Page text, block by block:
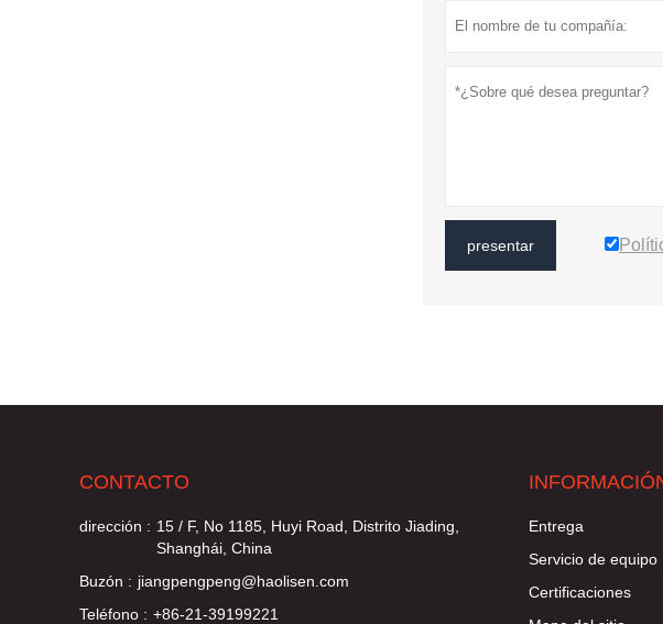
presentar
CONTACTO
dirección : 15 / F, No 1185, Huyi Road, Distrito Jiading,
Shanghái, China
Buzón : jiangpengpeng@haolisen.com
Teléfono : +86-21-39199221
Entrega
Servicio de equipo
Certificaciones